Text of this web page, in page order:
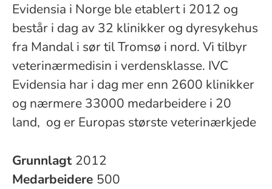
Evidensia i Norge ble etablert i 2012 og
består i dag av 32 klinikker og dyresykehus
fra Mandal i sør til Tromsø i nord. Vi tilbyr
veterinærmedisin i verdensklasse. IVC
Evidensia har i dag mer enn 2600 klinikker
og nærmere 33000 medarbeidere i 20
land, og er Europas største veterinærkjede
Grunnlagt 2012
Medarbeidere 500